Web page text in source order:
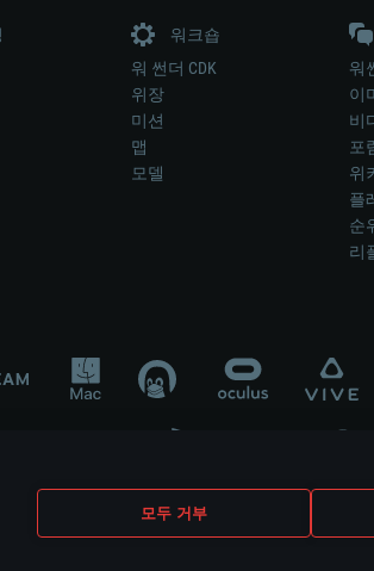
모두 거부
워크숍
워 썬더 CDK
위장
미션
맵
모델
워
이
비
포
위
플
순
리
체가 게임 개발 후원 또는 홍보에 참여하지 않습
their respective owners.